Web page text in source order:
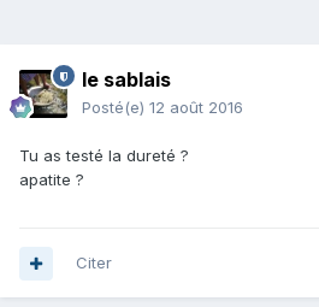
le sablais
Posté(e) 12 août 2016
Tu as testé la dureté ?
apatite ?
Citer